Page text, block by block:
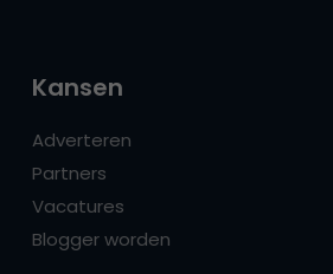
Kansen
Adverteren
Partners
Vacatures
Blogger worden